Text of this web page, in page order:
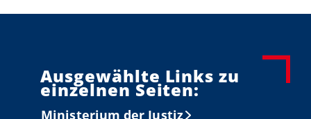
Ausgewählte Links zu
einzelnen Seiten:
Ministerium der Justiz